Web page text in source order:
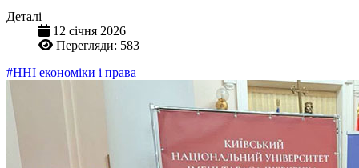
Деталі
12 січня 2026
Перегляди: 583
#ННІ економіки і права